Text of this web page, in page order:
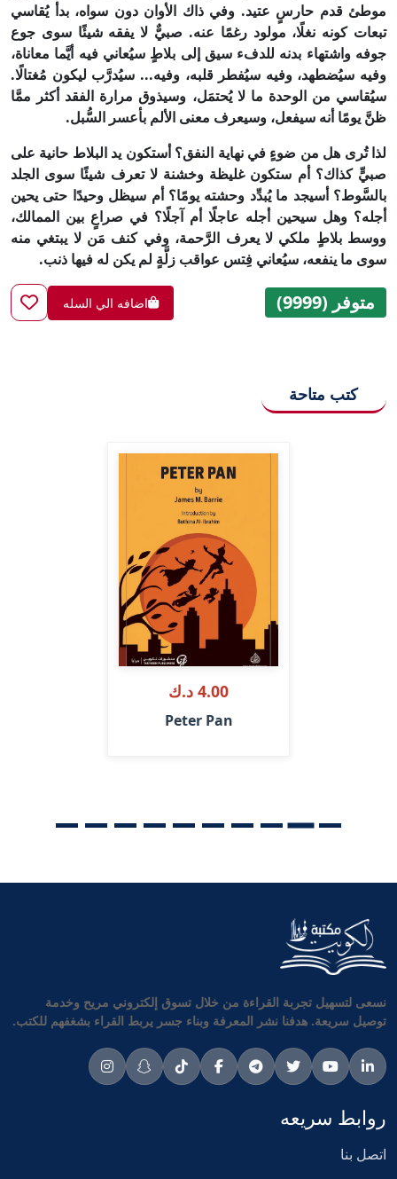
موطئ قدم حارسٍ عتيد. وفي ذاك الأوان دون سواه، بدأ يُقاسي
تبعات كونه نغلًا، مولود رغمًا عنه. صبيٌّ لا يفقه شيئًا سوى جوع
جوفه واشتهاء بدنه للدفء سيق إلى بلاطٍ سيُعاني فيه أيَّما معاناة،
وفيه سيُضطهد، وفيه سيُفطر قلبه، وفيه... سيُدرَّب ليكون مُغتالًا.
سيُقاسي من الوحدة ما لا يُحتمَل، وسيذوق مرارة الفقد أكثر ممَّا
ظنَّ يومًا أنه سيفعل، وسيعرف معنى الألم بأعسر السُّبل.
لذا تُرى هل من ضوءٍ في نهاية النفق؟ أستكون يد البلاط حانية على
صبيٍّ كذاك؟ أم ستكون غليظة وخشنة لا تعرف شيئًا سوى الجلد
بالسَّوط؟ أسيجد ما يُبدِّد وحشته يومًا؟ أم سيظل وحيدًا حتى يحين
أجله؟ وهل سيحين أجله عاجلًا أم آجلًا؟ في صراعٍ بين الممالك،
ووسط بلاطٍ ملكي لا يعرف الرَّحمة، وفي كنف مَن لا يبتغي منه
سوى ما ينفعه، سيُعاني فِتس عواقب زلَّةٍ لم يكن له فيها ذنب.
متوفر (9999) اضافه الي السله
كتب متاحة
4.00 د.ك
Peter Pan
نسعى لتسهيل تجربة القراءة من خلال تسوق إلكتروني مريح وخدمة
توصيل سريعة. هدفنا نشر المعرفة وبناء جسر يربط القراء بشغفهم للكتب.
روابط سريعه
اتصل بنا